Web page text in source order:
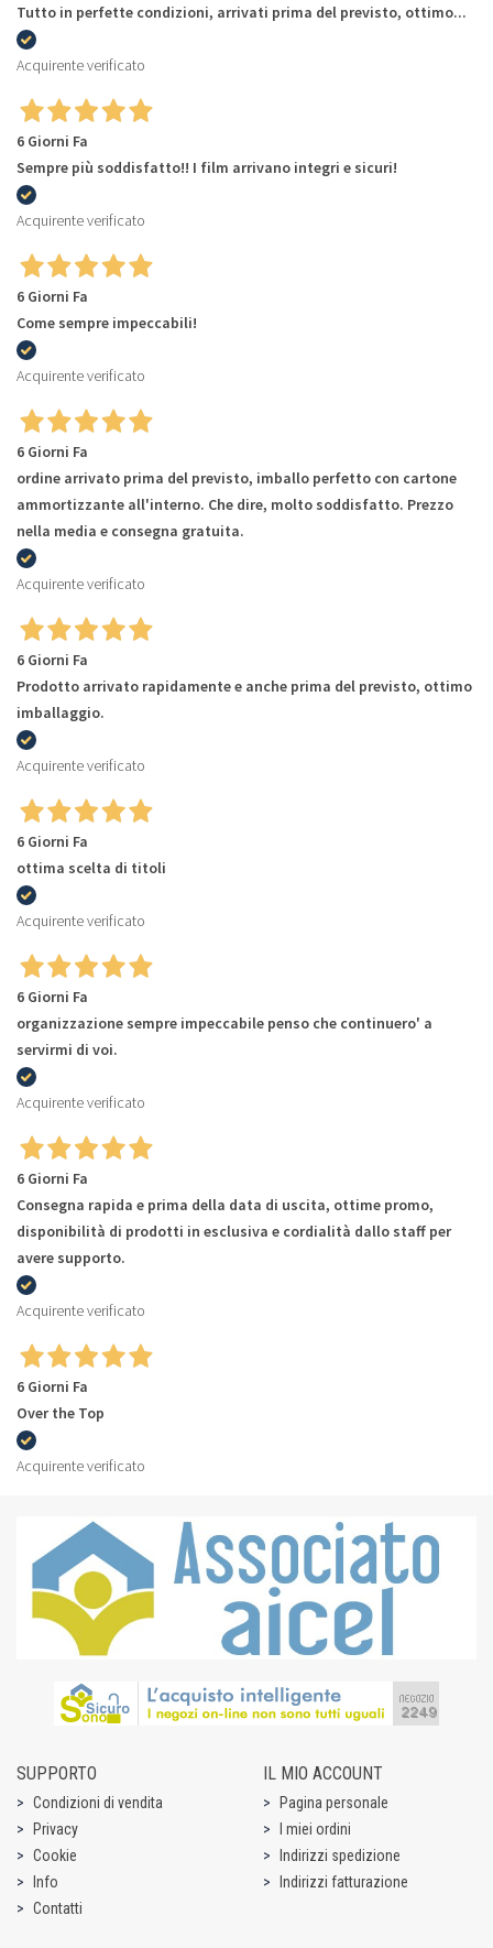
Tutto in perfette condizioni, arrivati prima del previsto, ottimo...
Acquirente verificato
6 Giorni Fa
Sempre più soddisfatto!! I film arrivano integri e sicuri!
Acquirente verificato
6 Giorni Fa
Come sempre impeccabili!
Acquirente verificato
6 Giorni Fa
ordine arrivato prima del previsto, imballo perfetto con cartone
ammortizzante all'interno. Che dire, molto soddisfatto. Prezzo
nella media e consegna gratuita.
Acquirente verificato
6 Giorni Fa
Prodotto arrivato rapidamente e anche prima del previsto, ottimo
imballaggio.
Acquirente verificato
6 Giorni Fa
ottima scelta di titoli
Acquirente verificato
6 Giorni Fa
organizzazione sempre impeccabile penso che continuero' a
servirmi di voi.
Acquirente verificato
6 Giorni Fa
Consegna rapida e prima della data di uscita, ottime promo,
disponibilità di prodotti in esclusiva e cordialità dallo staff per
avere supporto.
Acquirente verificato
6 Giorni Fa
Over the Top
Acquirente verificato
SUPPORTO
Condizioni di vendita
Privacy
Cookie
Info
Contatti
IL MIO ACCOUNT
Pagina personale
I miei ordini
Indirizzi spedizione
Indirizzi fatturazione